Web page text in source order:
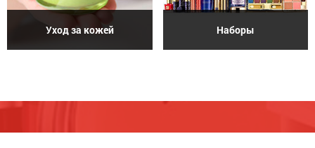
Уход за кожей Наборы